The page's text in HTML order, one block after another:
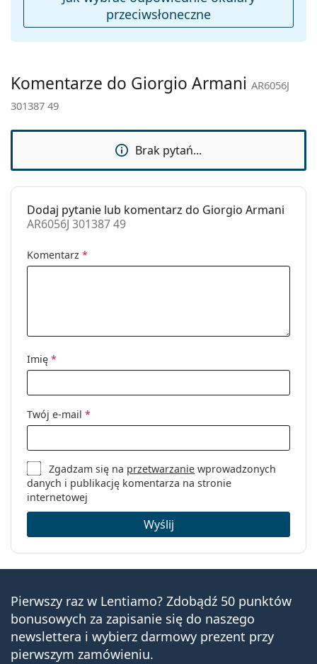
Płeć:
Męskie
Marka:
Giorgio Armani
Zastosowanie:
Kod:
AR6056J 301387 49
przeciwsłoneczne
Komentarze do Giorgio Armani AR6056J
301387 49
Brak pytań...
Dodaj pytanie lub komentarz do Giorgio Armani
AR6056J 301387 49
Komentarz *
Imię *
Twój e-mail *
Zgadzam się na przetwarzanie wprowadzonych
danych i publikację komentarza na stronie
internetowej
Wyślij
Pierwszy raz w Lentiamo? Zdobądź 50 punktów
bonusowych za zapisanie się do naszego
newslettera i wybierz darmowy prezent przy
pierwszym zamówieniu.